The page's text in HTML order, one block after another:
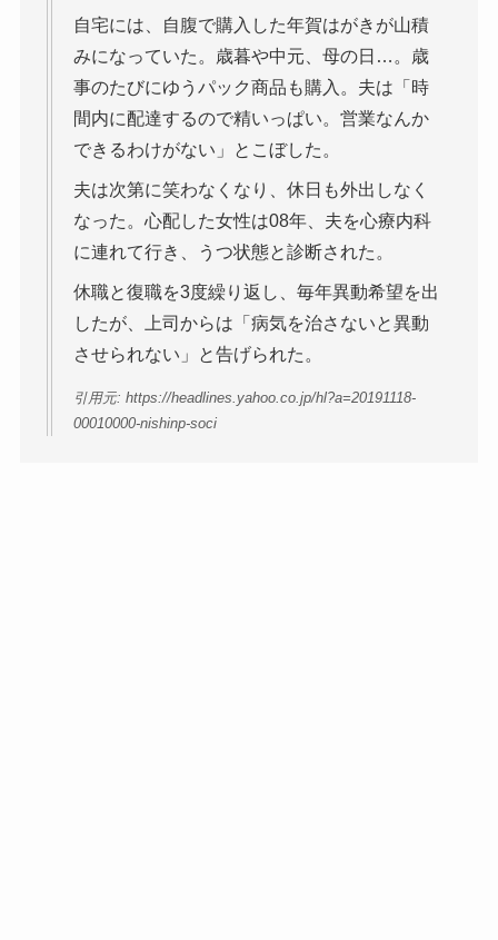
自宅には、自腹で購入した年賀はがきが山積
みになっていた。歳暮や中元、母の日…。歳
事のたびにゆうパック商品も購入。夫は「時
間内に配達するので精いっぱい。営業なんか
できるわけがない」とこぼした。
夫は次第に笑わなくなり、休日も外出しなく
なった。心配した女性は08年、夫を心療内科
に連れて行き、うつ状態と診断された。
休職と復職を3度繰り返し、毎年異動希望を出
したが、上司からは「病気を治さないと異動
させられない」と告げられた。
引用元: https://headlines.yahoo.co.jp/hl?a=20191118-
00010000-nishinp-soci